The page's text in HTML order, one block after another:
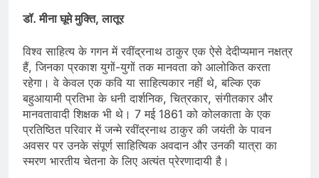
डॉ. मीना घूमे मुक्ति, लातूर
विश्व साहित्य के गगन में रवींद्रनाथ ठाकुर एक ऐसे देदीप्यमान नक्षत्र
हैं, जिनका प्रकाश युगों-युगों तक मानवता को आलोकित करता
रहेगा। वे केवल एक कवि या साहित्यकार नहीं थे, बल्कि एक
बहुआयामी प्रतिभा के धनी दार्शनिक, चित्रकार, संगीतकार और
मानवतावादी शिक्षक भी थे। 7 मई 1861 को कोलकाता के एक
प्रतिष्ठित परिवार में जन्मे रवींद्रनाथ ठाकुर की जयंती के पावन
अवसर पर उनके संपूर्ण साहित्यिक अवदान और उनकी यात्रा का
स्मरण भारतीय चेतना के लिए अत्यंत प्रेरणादायी है।